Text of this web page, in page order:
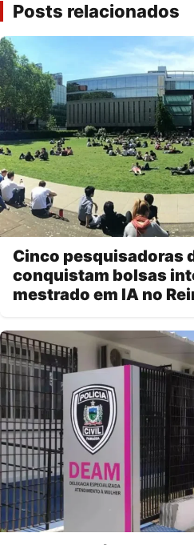
Posts relacionados
Cinco pesquisadoras
conquistam bolsas
mestrado em IA no